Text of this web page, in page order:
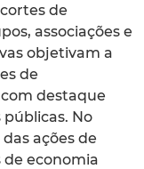
de
associações e
objetivam a
de
destaque
No
ações de
economia